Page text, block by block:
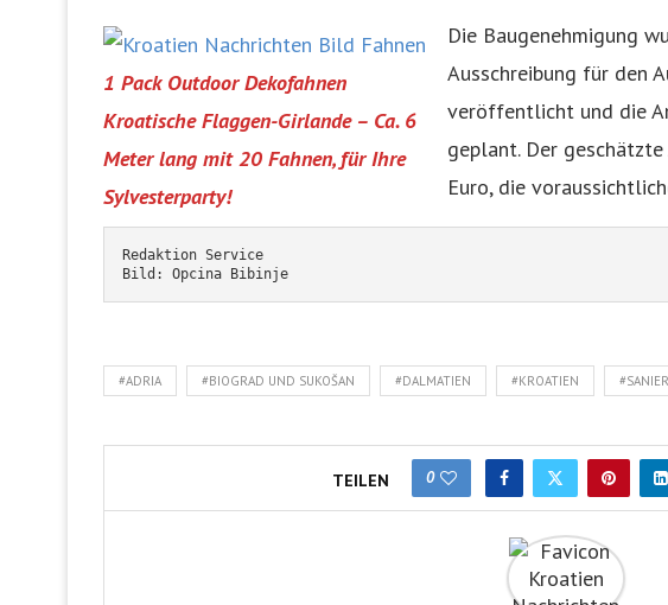
1 Pack Outdoor Dekofahnen
Kroatische Flaggen-Girlande – Ca. 6
Meter lang mit 20 Fahnen, für Ihre
Sylvesterparty!
Die Baugenehmigung
Ausschreibung für den
veröffentlicht und die
geplant. Der
Euro, die
Redaktion Service
Bild: Opcina Bibinje
#ADRIA #BIOGRAD UND SUKOŠAN #DALMATIEN #KROATIEN
TEILEN 0